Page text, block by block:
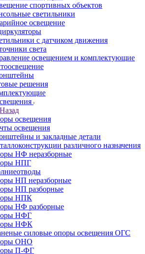
спортивных объектов
светильники
освещение
с датчиком движения
света
освещением и комплектующие
решения
Назад
освещения
освещения
и закладные детали
различного назначения
НФ неразборные
НПГ
НП неразборные
НП разборные
НПК
НФ разборные
НФГ
НФК
силовые опоры освещения ОГС
ОНО
П-ФГ